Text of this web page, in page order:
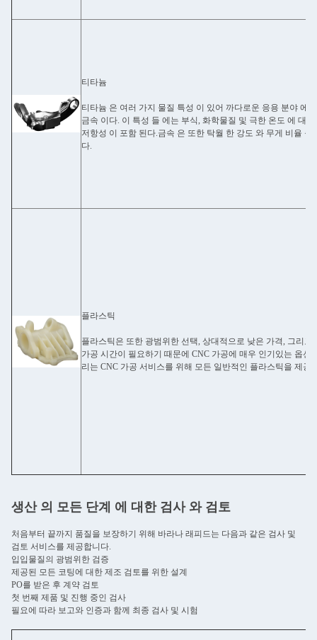
티타늄
티타늄 은 여러 가지 물질 특성 이 있어 까다로운 응용 분야 에
금속 이다. 이 특성 들 에는 부식, 화학물질 및 극한 온도 에 대한
저항성 이 포함 된다.금속 은 또한 탁월 한 강도 와 무게 비율 을
다.
플라스틱
플라스틱은 또한 광범위한 선택, 상대적으로 낮은 가격, 그리고
가공 시간이 필요하기 때문에 CNC 가공에 매우 인기있는 옵션
리는 CNC 가공 서비스를 위해 모든 일반적인 플라스틱을 제공
생산 의 모든 단계 에 대한 검사 와 검토
처음부터 끝까지 품질을 보장하기 위해 바라나 래피드는 다음과 같은 검사 및
검토 서비스를 제공합니다.
입입물질의 광범위한 검증
제공된 모든 코팅에 대한 제조 검토를 위한 설계
PO를 받은 후 계약 검토
첫 번째 제품 및 진행 중인 검사
필요에 따라 보고와 인증과 함께 최종 검사 및 시험